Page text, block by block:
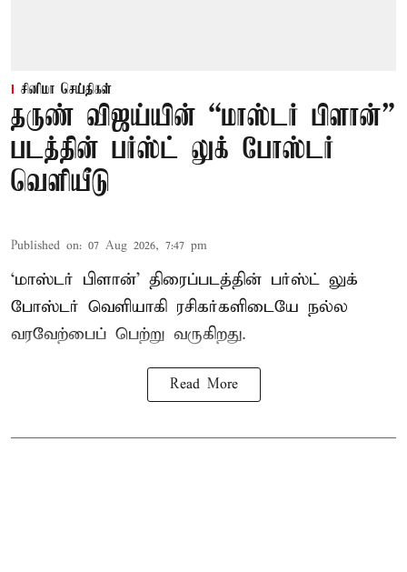
சினிமா செய்திகள்
தருண் விஜய்யின் “மாஸ்டர் பிளான்”
படத்தின் பர்ஸ்ட் லுக் போஸ்டர்
வெளியீடு
Published on: 07 Aug 2026, 7:47 pm
‘மாஸ்டர் பிளான்’ திரைப்படத்தின் பர்ஸ்ட் லுக்
போஸ்டர் வெளியாகி ரசிகர்களிடையே நல்ல
வரவேற்பைப் பெற்று வருகிறது.
Read More